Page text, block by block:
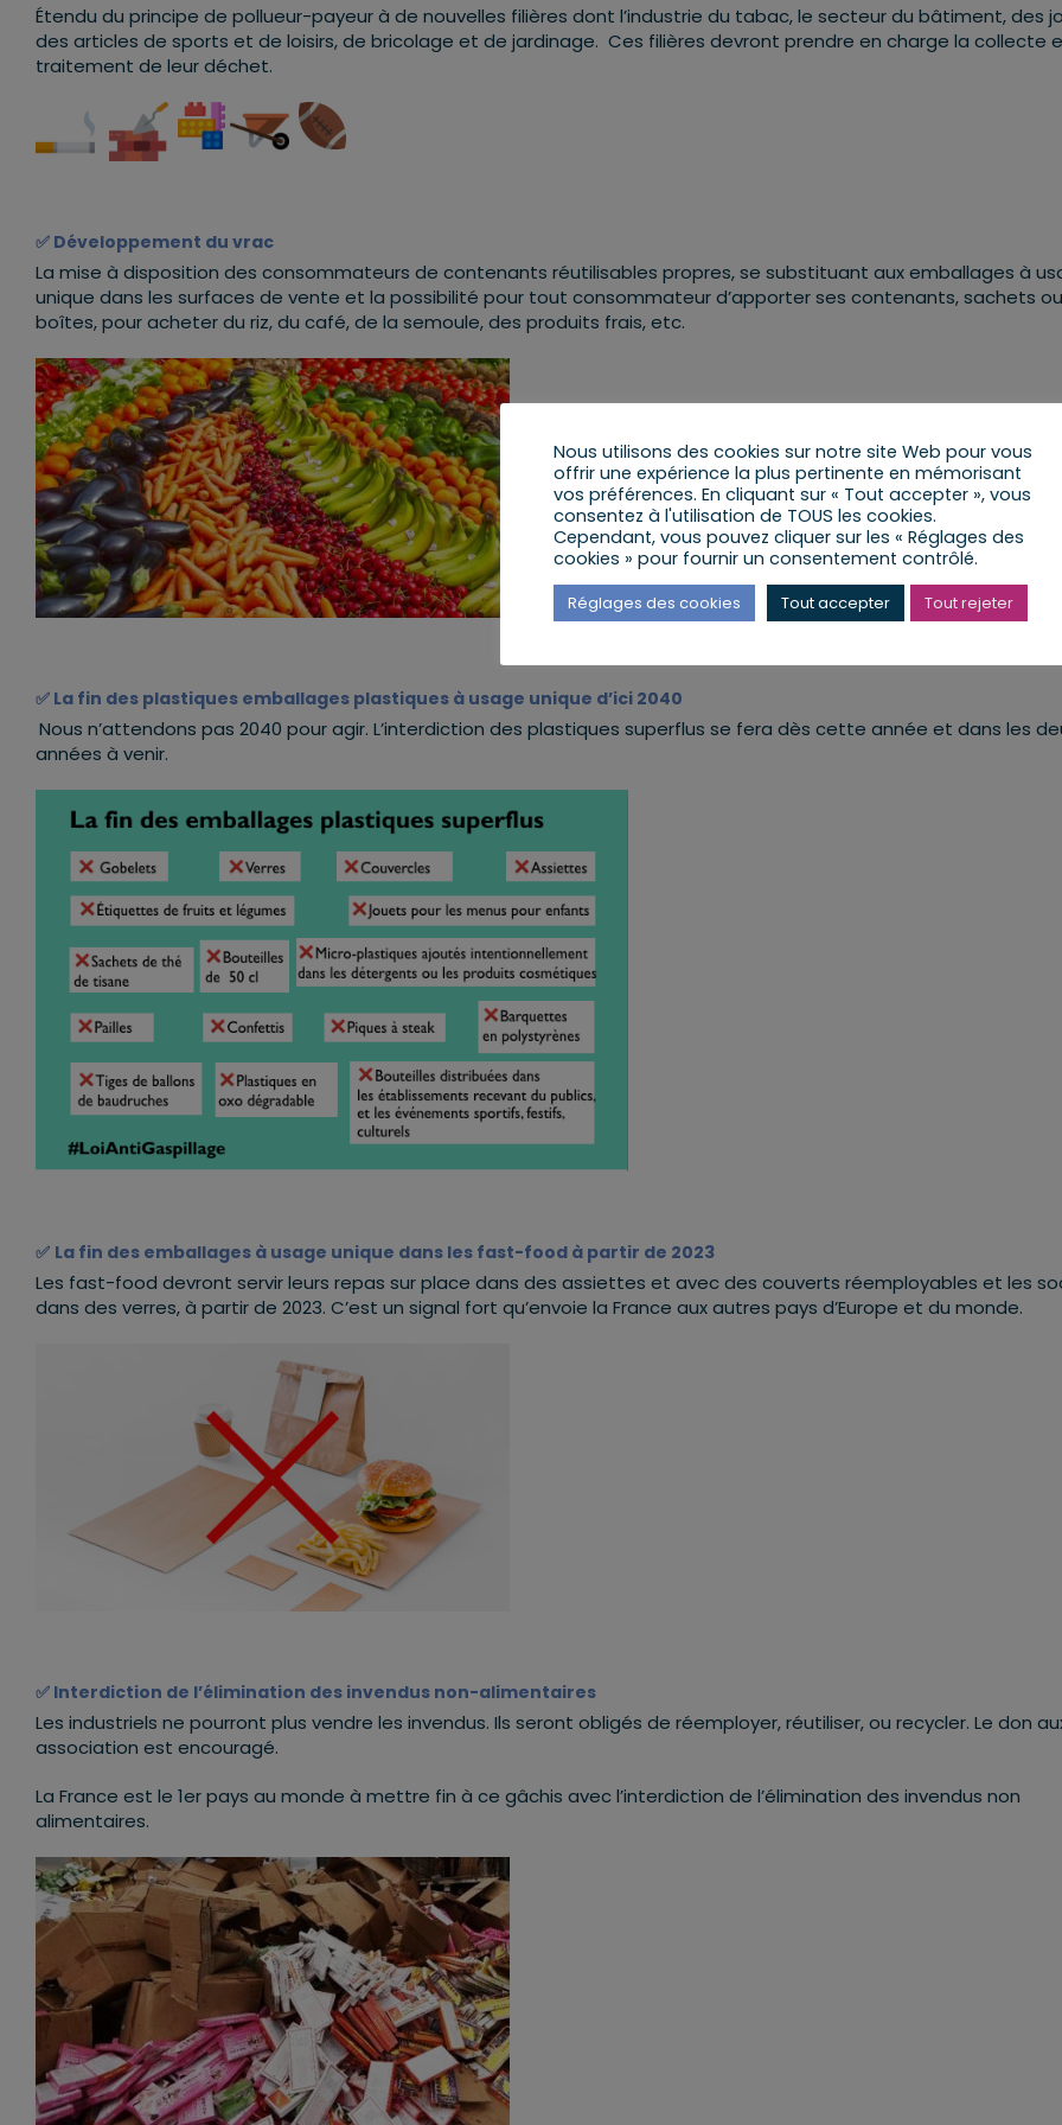
Étendu du principe de pollueur-payeur à de nouvelles filières dont l’industrie du tabac, le secteur du bâtiment, des
des articles de sports et de loisirs, de bricolage et de jardinage. Ces filières devront prendre en charge la collecte
traitement de leur déchet.
✅ Développement du vrac
La mise à disposition des consommateurs de contenants réutilisables propres, se substituant aux emballages à
unique dans les surfaces de vente et la possibilité pour tout consommateur d’apporter ses contenants, sachets ou
boîtes, pour acheter du riz, du café, de la semoule, des produits frais, etc.
✅ La fin des plastiques emballages plastiques à usage unique d’ici 2040
Nous n’attendons pas 2040 pour agir. L’interdiction des plastiques superflus se fera dès cette année et dans les
années à venir.
✅ La fin des emballages à usage unique dans les fast-food à partir de 2023
Les fast-food devront servir leurs repas sur place dans des assiettes et avec des couverts réemployables et les
dans des verres, à partir de 2023. C’est un signal fort qu’envoie la France aux autres pays d’Europe et du monde.
✅ Interdiction de l’élimination des invendus non-alimentaires
Les industriels ne pourront plus vendre les invendus. Ils seront obligés de réemployer, réutiliser, ou recycler. Le don
association est encouragé.
La France est le 1er pays au monde à mettre fin à ce gâchis avec l’interdiction de l’élimination des invendus non
alimentaires.
Nous utilisons des cookies sur notre site Web pour vous
offrir une expérience la plus pertinente en mémorisant
vos préférences. En cliquant sur « Tout accepter », vous
consentez à l'utilisation de TOUS les cookies.
Cependant, vous pouvez cliquer sur les « Réglages des
cookies » pour fournir un consentement contrôlé.
Réglages des cookies Tout accepter Tout rejeter